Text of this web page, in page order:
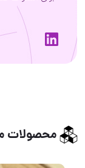
محصولات